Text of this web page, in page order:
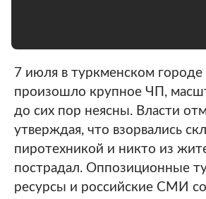
7 июля в туркменском городе
произошло крупное ЧП,
до сих пор неясны. Власти
утверждая, что взорвались
пиротехникой и никто из
пострадал. Оппозиционные
ресурсы и российские СМИ